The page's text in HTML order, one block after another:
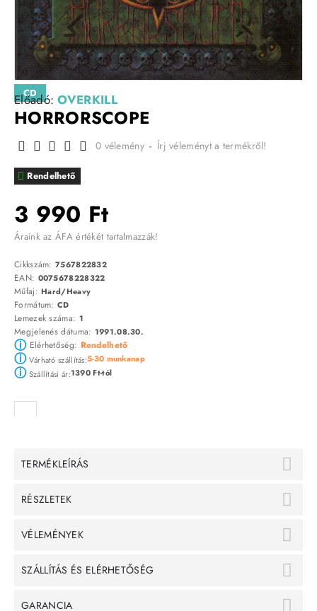
CD
Előadó:OVERKILL
HORRORSCOPE
Rendelhető
0 vélemény - Írj véleményt a termékről!
3 990 Ft
Áraink az ÁFA értékét tartalmazzák!
Cikkszám: 7567822832
EAN: 0075678228322
Műfaj:Hard/Heavy
Formátum: CD
Lemezek száma: 1
Megjelenés dátuma: 1991.08.30.
ⓘElérhetőség: Rendelhető
ⓘVárható szállítás:5-30 munkanap
ⓘSzállítási ár:1390 Ft-tól
TERMÉKLEÍRÁS
RÉSZLETEK
VÉLEMÉNYEK
SZÁLLÍTÁS ÉS ELÉRHETŐSÉG
GARANCIA